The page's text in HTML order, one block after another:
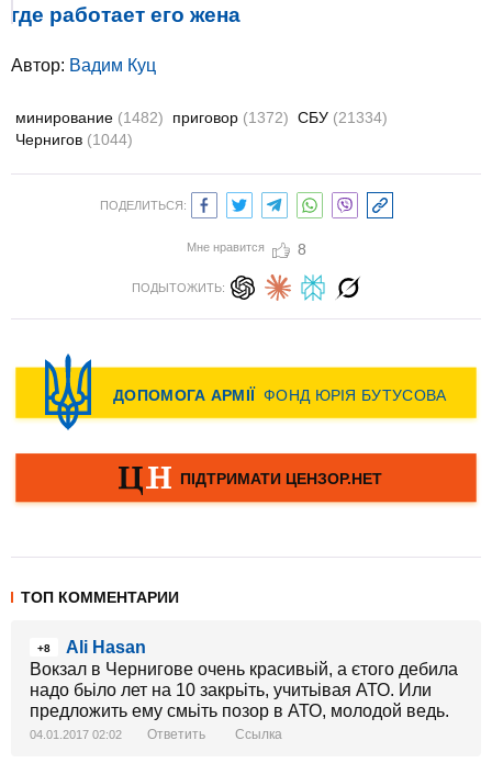
где работает его жена
Автор: Вадим Куц
минирование (1482) приговор (1372) СБУ (21334)
Чернигов (1044)
ПОДЕЛИТЬСЯ:
Мне нравится 8
ПОДЫТОЖИТЬ:
ТОП КОММЕНТАРИИ
+8
Ali Hasan
Вокзал в Чернигове очень красивьій, а єтого дебила
надо бьіло лет на 10 закрьіть, учитьівая АТО. Или
предложить ему смьіть позор в АТО, молодой ведь.
04.01.2017 02:02 Ответить Ссылка